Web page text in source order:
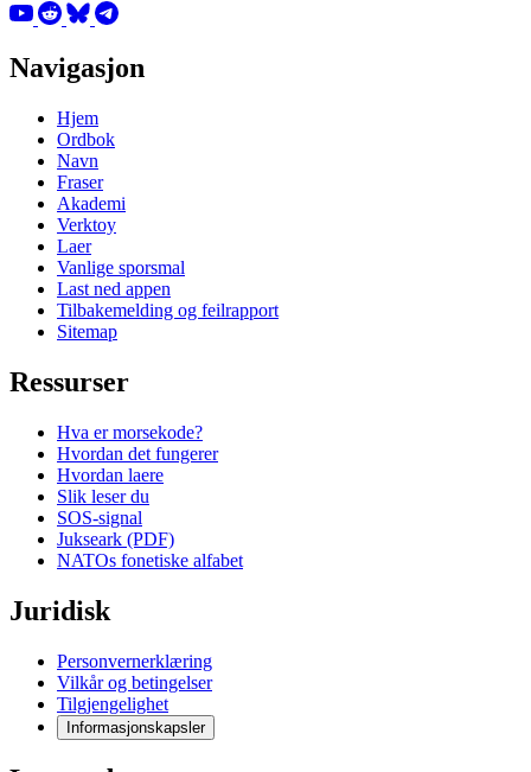
Navigasjon
Hjem
Ordbok
Navn
Fraser
Akademi
Verktoy
Laer
Vanlige sporsmal
Last ned appen
Tilbakemelding og feilrapport
Sitemap
Ressurser
Hva er morsekode?
Hvordan det fungerer
Hvordan laere
Slik leser du
SOS-signal
Jukseark (PDF)
NATOs fonetiske alfabet
Juridisk
Personvernerklæring
Vilkår og betingelser
Tilgjengelighet
Informasjonskapsler